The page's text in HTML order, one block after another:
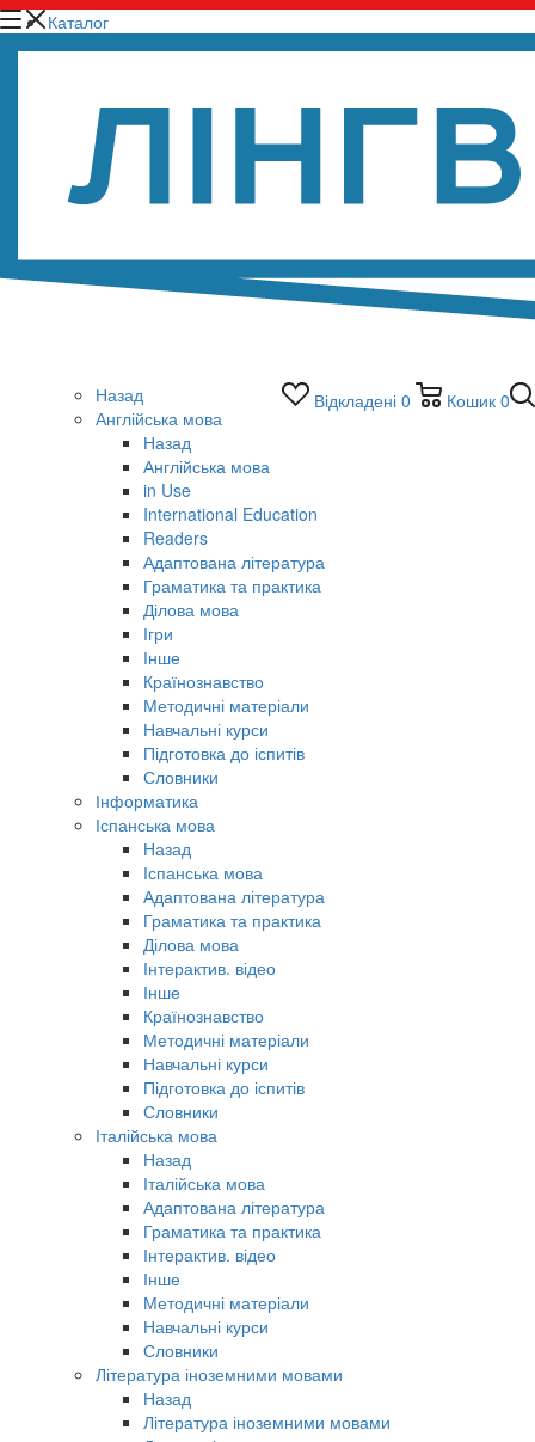
Відкладені 0 Кошик 0
Каталог
Назад
Англійська мова
Назад
Англійська мова
in Use
International Education
Readers
Адаптована література
Граматика та практика
Ділова мова
Ігри
Інше
Країнознавство
Методичні матеріали
Навчальні курси
Підготовка до іспитів
Словники
Інформатика
Іспанська мова
Назад
Іспанська мова
Адаптована література
Граматика та практика
Ділова мова
Інтерактив. відео
Інше
Країнознавство
Методичні матеріали
Навчальні курси
Підготовка до іспитів
Словники
Італійська мова
Назад
Італійська мова
Адаптована література
Граматика та практика
Інтерактив. відео
Інше
Методичні матеріали
Навчальні курси
Словники
Література іноземними мовами
Назад
Література іноземними мовами